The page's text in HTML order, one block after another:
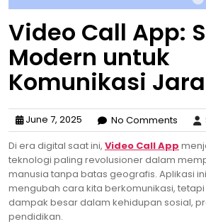
Video Call App:
Modern untuk
Komunikasi
June 7, 2025 No Comments
Di era digital saat ini, Video Call App
teknologi paling revolusioner dalam
manusia tanpa batas geografis. Aplikasi
mengubah cara kita berkomunikasi,
dampak besar dalam kehidupan sosial,
pendidikan.